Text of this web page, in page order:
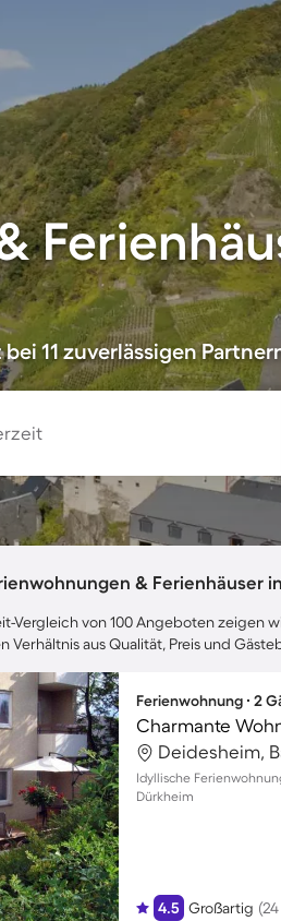
11 zuverlässigen
& Ferienhäuser
Vergleich von 100 Angeboten zeigen
Verhältnis aus Qualität, Preis und
Ferienwohnung ∙ 2
Charmante
Deidesheim,
Idyllische
Dürkheim
4.5 Großartig